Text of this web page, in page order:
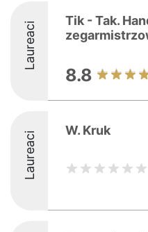
Laureaci
Tik - Tak.
8.8
Laureaci W. Kruk